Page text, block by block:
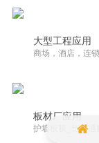
大型工程应用
商场，酒店，连
板材厂应用
护墙板膜_铝方通